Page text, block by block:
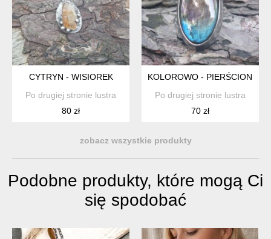
CYTRYN - WISIOREK
Po drugiej stronie lustra
80 zł
KOLOROWO - PIERŚCIONEK
Po drugiej stronie lustra
70 zł
zobacz wszystkie produkty
Podobne produkty, które mogą Ci
się spodobać